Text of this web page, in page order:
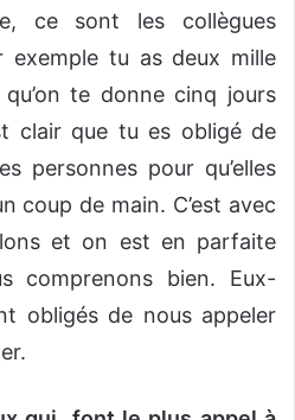
ce sont les collègues
exemple tu as deux mille
te donne cinq jours
clair que tu es obligé de
personnes pour qu’elles
coup de main. C’est avec
et on est en parfaite
comprenons bien. Eux-
obligés de nous appeler